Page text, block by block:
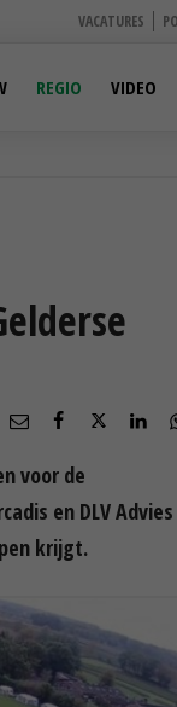
VACATURES
REGIO VIDEO
voor de
en DLV
krijgt.